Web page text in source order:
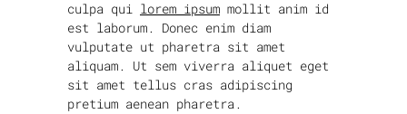
culpa qui lorem ipsum mollit anim id
est laborum. Donec enim diam
vulputate ut pharetra sit amet
aliquam. Ut sem viverra aliquet eget
sit amet tellus cras adipiscing
pretium aenean pharetra.